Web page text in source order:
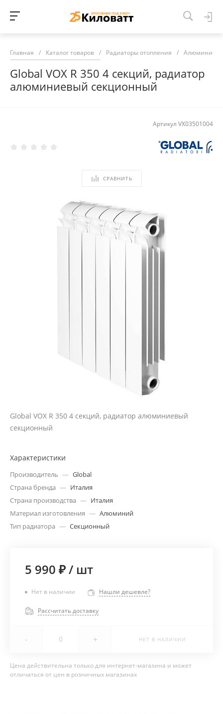
Главная / Каталог товаров / Радиаторы отопления /
Global VOX R 350 4 секций, радиатор
алюминиевый секционный
Артикул VX03501004
СРАВНИТЬ
Global VOX R 350 4 секций, радиатор алюминиевый
секционный
Характеристики
Производитель — Global
Страна бренда — Италия
Страна производства — Италия
Материал изготовления — Алюминий
Тип радиатора — Секционный
5 990 ₽/ шт
Нет в наличии Нашли дешевле?
Рассчитать доставку
- + НЕТ В НАЛИЧИИ
Цена действительна только для интернет-магазина и может
отличаться от цен в розничных магазинах